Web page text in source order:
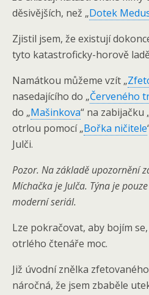
děsivějších, než „Dotek
Zjistil jsem, že existují
tyto katastroficky-horově
Namátkou můžeme vzít „
nasedajícího do „Červeného
do „Mašinkova“ na zabijačku
otrlou pomocí „Bořka ničitele
Julči.
Pozor. Na základě upozornění
Míchačka je Julča. Týna je
moderní seriál.
Lze pokračovat, aby bojím
otrlého čtenáře moc.
Již úvodní znělka
náročná, že jsem zbaběle